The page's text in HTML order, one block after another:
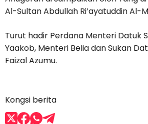
Al-Sultan Abdullah Ri’ayatuddin Al-
Turut hadir Perdana Menteri Datuk
Yaakob, Menteri Belia dan Sukan
Faizal Azumu.
Kongsi berita